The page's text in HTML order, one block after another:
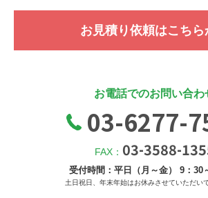
お見積り依頼はこちら
お電話でのお問い合わ
03-6277-
FAX： 03-3588-
受付時間：平日（月～金） 9：30
土日祝日、年末年始はお休みさせていただい